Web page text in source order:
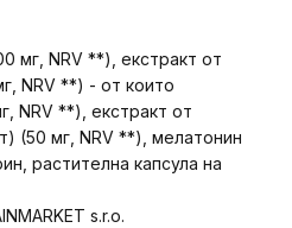
мг, NRV **), екстракт от
NRV **) - от които
NRV **), екстракт от
(50 мг, NRV **), мелатонин
растителна капсула на
s.r.o.